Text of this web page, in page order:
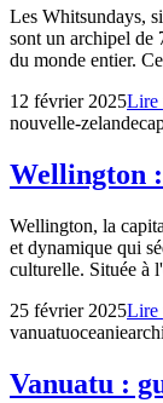
Les Whitsundays,
sont un archipel de
du monde entier.
12 février 2025Lire
nouvelle-zelande
Wellington
Wellington, la
et dynamique qui
culturelle. Située à
25 février 2025Lire
vanuatuoceanie
Vanuatu :